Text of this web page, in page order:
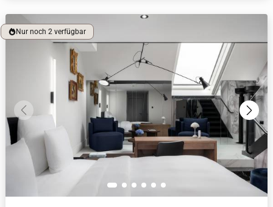
luxuriösen Bademänteln, beheizten Fußböden und einer
Nespresso-Maschine lässt die offene Aufteilung der Suite die
Gäste in der für Luxus bekannten Stadt schwelgen.
Nur noch 2 verfügbar